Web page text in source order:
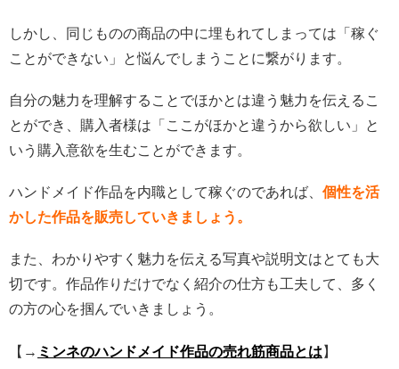
しかし、同じものの商品の中に埋もれてしまっては「稼ぐ
ことができない」と悩んでしまうことに繋がります。
自分の魅力を理解することでほかとは違う魅力を伝えるこ
とができ、購入者様は「ここがほかと違うから欲しい」と
いう購入意欲を生むことができます。
ハンドメイド作品を内職として稼ぐのであれば、 個性を活
かした作品を販売していきましょう。
また、わかりやすく魅力を伝える写真や説明文はとても大
切です。作品作りだけでなく紹介の仕方も工夫して、多く
の方の心を掴んでいきましょう。
【→ ミンネのハンドメイド作品の売れ筋商品とは 】